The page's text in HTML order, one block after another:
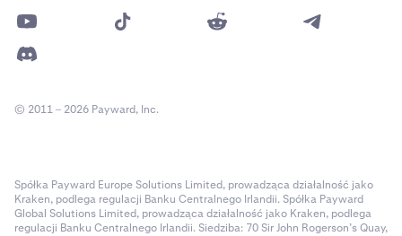
© 2011 – 2026 Payward, Inc.
Spółka Payward Europe Solutions Limited, prowadząca działalność jako
Kraken, podlega regulacji Banku Centralnego Irlandii. Spółka Payward
Global Solutions Limited, prowadząca działalność jako Kraken, podlega
regulacji Banku Centralnego Irlandii. Siedziba: 70 Sir John Rogerson’s Quay,